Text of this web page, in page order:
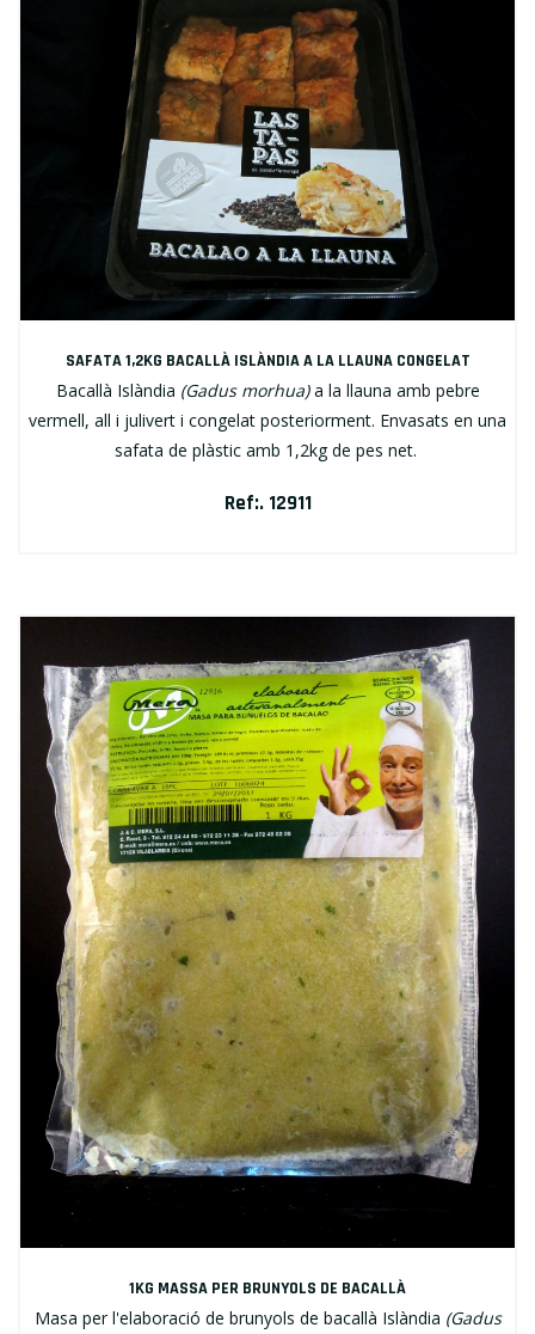
SAFATA 1,2KG BACALLÀ ISLÀNDIA A LA LLAUNA CONGELAT
Bacallà Islàndia (Gadus morhua)a la llauna amb pebre
vermell, all i julivert i congelat posteriorment. Envasats en una
safata de plàstic amb 1,2kg de pes net.
Ref:. 12911
1KG MASSA PER BRUNYOLS DE BACALLÀ
Masa per l'elaboració de brunyols de bacallà Islàndia (Gadus